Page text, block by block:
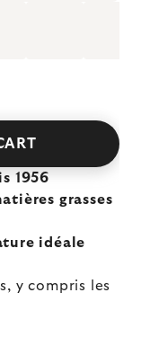
1956
grasses
idéale
y compris les